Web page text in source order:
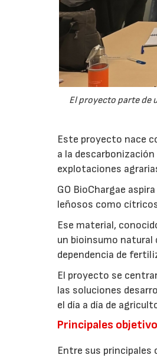
El proyecto parte de
Este proyecto nace
a la
explotaciones
GO BioChargae
leñosos como
Ese material,
un bioinsumo natural
dependencia de
El proyecto se
las soluciones
el día a día de
Principales
Entre sus principales